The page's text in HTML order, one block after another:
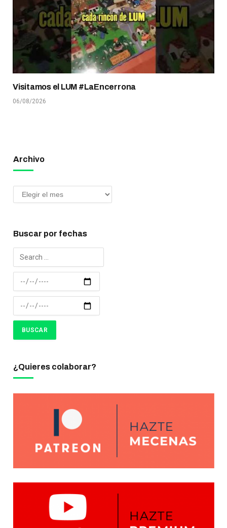
Visitamos el LUM #LaEncerrona
06/08/2026
Archivo
Buscar por fechas
¿Quieres colaborar?